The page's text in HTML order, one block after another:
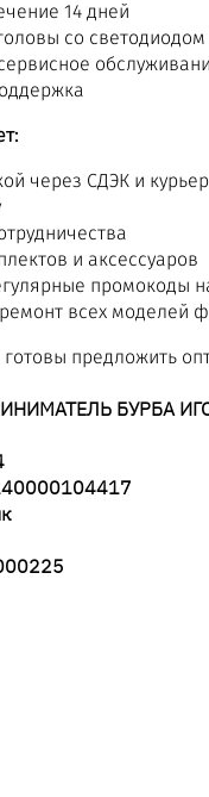
14 дней
со
через СДЭК и
и аксессуаров
промокоды
всех моделей
предложить
БУРБА